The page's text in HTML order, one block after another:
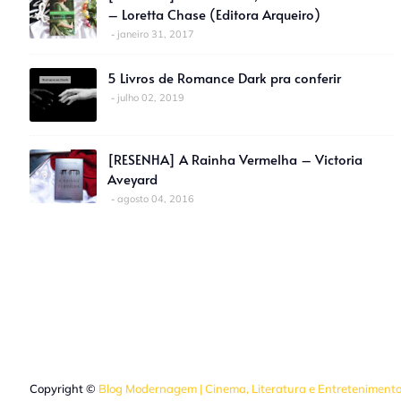
– Loretta Chase (Editora Arqueiro)
janeiro 31, 2017
5 Livros de Romance Dark pra conferir
julho 02, 2019
[RESENHA] A Rainha Vermelha – Victoria
Aveyard
agosto 04, 2016
Copyright © Blog Modernagem | Cinema, Literatura e Entretenimento